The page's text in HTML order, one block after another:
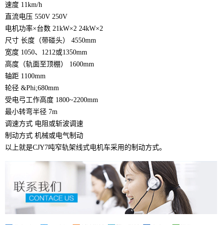
速度 11km/h
直流电压 550V 250V
电机功率×台数 21kW×2 24kW×2
尺寸 长度（带碰头） 4550mm
宽度 1050、1212或1350mm
高度（轨面至顶棚） 1600mm
轴距 1100mm
轮径 &Phi;680mm
受电弓工作高度 1800~2200mm
最小转弯半径 7m
调速方式 电阻或斩波调速
制动方式 机械或电气制动
以上就是CJY7吨窄轨架线式电机车采用的制动方式。